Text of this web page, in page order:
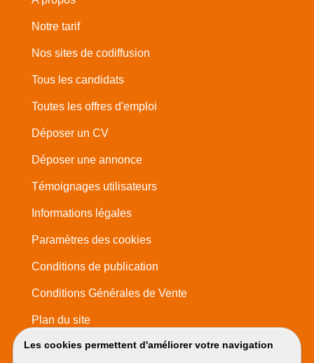
Les cookies permettent d'améliorer votre navigation
Notre tarif
Nos sites de codiffusion
Tous les candidats
Toutes les offres d'emploi
Déposer un CV
Déposer une annonce
Témoignages utilisateurs
Informations légales
Paramètres des cookies
Conditions de publication
Conditions Générales de Vente
Plan du site